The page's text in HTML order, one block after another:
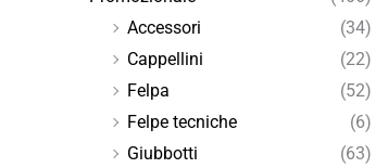
Accessori
(34)
Cappellini
(22)
Felpa
(52)
Felpe tecniche
(6)
Giubbotti
(63)